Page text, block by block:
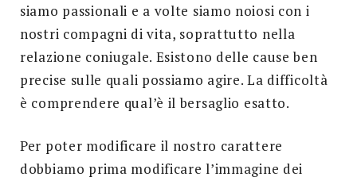
siamo passionali e a volte siamo noiosi con i
nostri compagni di vita, soprattutto nella
relazione coniugale. Esistono delle cause ben
precise sulle quali possiamo agire. La difficoltà
è comprendere qual’è il bersaglio esatto.
Per poter modificare il nostro carattere
dobbiamo prima modificare l’immagine dei